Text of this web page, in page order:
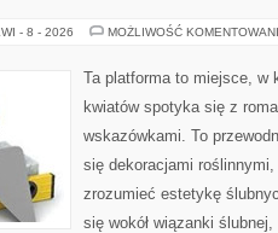
- 8 - 2026 MOŻLIWOŚĆ
Ta platforma to miejsce, w
kwiatów spotyka się z
wskazówkami. To
się dekoracjami
zrozumieć estetykę
się wokół wiązanki